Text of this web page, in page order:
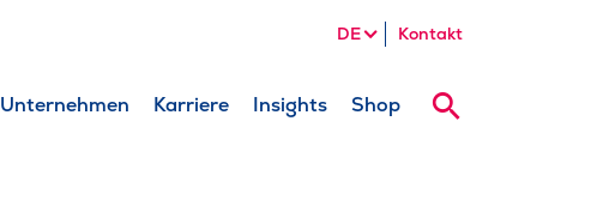
DE Kontakt
Unternehmen Karriere Insights Shop